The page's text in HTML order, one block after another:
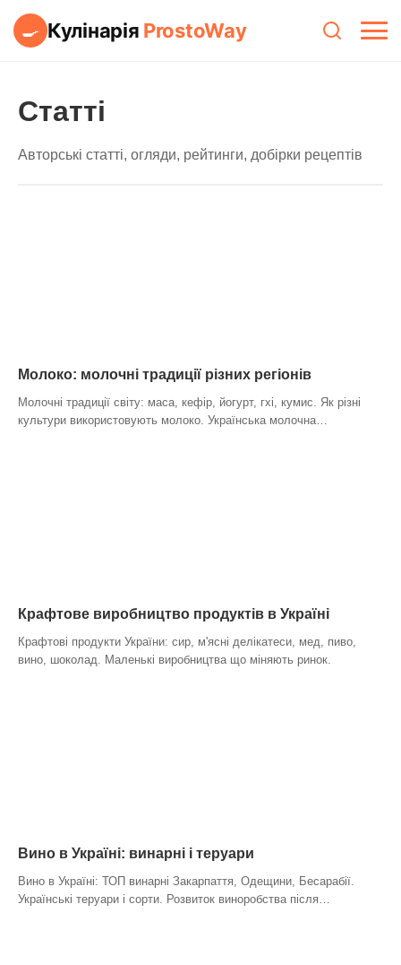
🍳 Кулінарія ProstoWay
Статті
Авторські статті, огляди, рейтинги, добірки рецептів
Молоко: молочні традиції різних регіонів
Молочні традиції світу: маса, кефір, йогурт, гхі, кумис. Як різні
культури використовують молоко. Українська молочна…
Крафтове виробництво продуктів в Україні
Крафтові продукти України: сир, м'ясні делікатеси, мед, пиво,
вино, шоколад. Маленькі виробництва що міняють ринок.
Вино в Україні: винарні і теруари
Вино в Україні: ТОП винарні Закарпаття, Одещини, Бесарабії.
Українські теруари і сорти. Розвиток виноробства після…